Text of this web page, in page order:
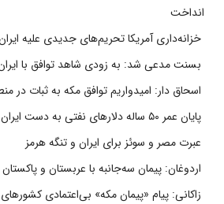
انداخت
خزانه‌داری آمریکا تحریم‌های جدیدی علیه
بسنت مدعی شد: به زودی شاهد توافق با
اسحاق دار: امیدواریم توافق مکه به ثبات در
پایان عمر ۵۰ ساله دلارهای نفتی به دست ایران
عبرت مصر و سوئز برای ایران و تنگه هرمز
اردوغان: پیمان سه‌جانبه با عربستان و
زاکانی: پیام «پیمان مکه» بی‌اعتمادی